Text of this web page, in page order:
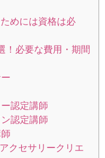
めには資格は必
！必要な費用・期間
認定講師
認定講師
クセサリークリエ